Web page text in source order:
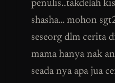
penulis..takdelah
shasha… mohon
seseorg dlm cerita
mama hanya nak
seada nya apa jua